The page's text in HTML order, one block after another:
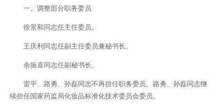
一、调整部分职务委员
徐景和同志任主任委员。
王庆利同志任副主任委员兼秘书长。
余振喜同志任副秘书长。
雷平、路勇、孙磊同志不再担任职务委员。路勇、孙磊同志继
续担任国家药监局化妆品标准化技术委员会委员。